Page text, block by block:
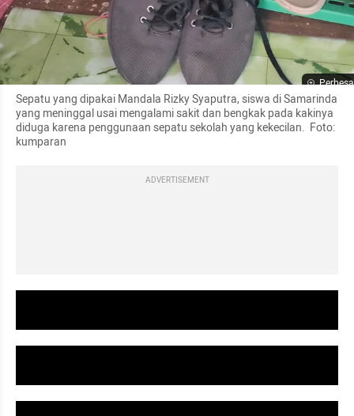
Sepatu yang dipakai Mandala Rizky Syaputra, siswa di Samarinda
yang meninggal usai mengalami sakit dan bengkak pada kakinya
diduga karena penggunaan sepatu sekolah yang kekecilan.  Foto:
kumparan
ADVERTISEMENT